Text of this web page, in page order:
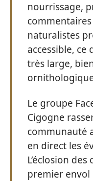
nourrissage,
naturalistes
accessible,
très large,
Le groupe
Cigogne
communauté
en direct les
L’éclosion
premier envol